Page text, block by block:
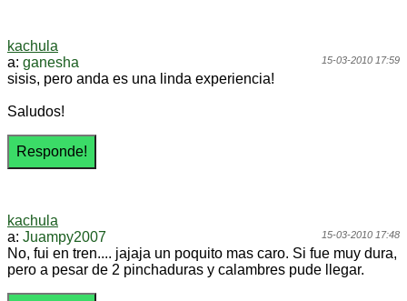
kachula
15-03-2010 17:59
a: ganesha
sisis, pero anda es una linda experiencia!
Saludos!
kachula
15-03-2010 17:48
a: Juampy2007
No, fui en tren.... jajaja un poquito mas caro. Si fue muy dura,
pero a pesar de 2 pinchaduras y calambres pude llegar.